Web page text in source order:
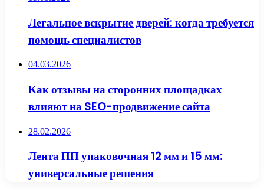
Легальное вскрытие дверей: когда требуется
помощь специалистов
04.03.2026
Как отзывы на сторонних площадках
влияют на SEO-продвижение сайта
28.02.2026
Лента ПП упаковочная 12 мм и 15 мм:
универсальные решения